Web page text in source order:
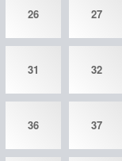
26 27
31 32
36 37